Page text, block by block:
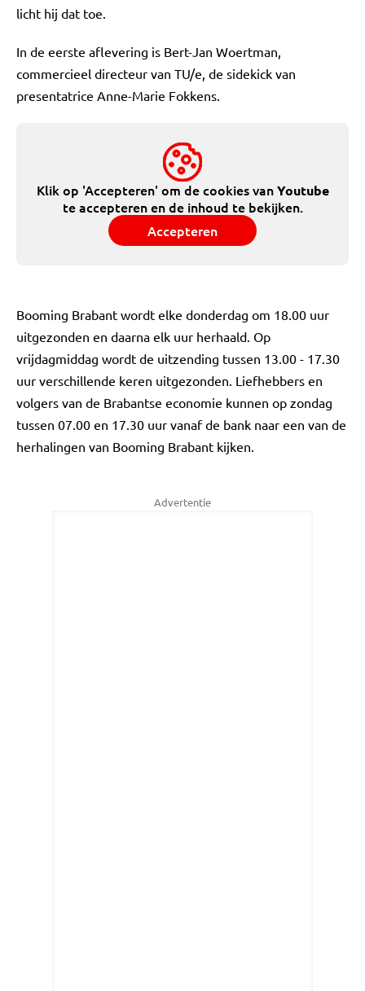
licht hij dat toe.
In de eerste aflevering is Bert-Jan Woertman,
commercieel directeur van TU/e, de sidekick van
presentatrice Anne-Marie Fokkens.
Klik op 'Accepteren' om de cookies vanYoutube
te accepteren en de inhoud te bekijken.
Accepteren
Booming Brabant wordt elke donderdag om 18.00 uur
uitgezonden en daarna elk uur herhaald. Op
vrijdagmiddag wordt de uitzending tussen 13.00 - 17.30
uur verschillende keren uitgezonden. Liefhebbers en
volgers van de Brabantse economie kunnen op zondag
tussen 07.00 en 17.30 uur vanaf de bank naar een van de
herhalingen van Booming Brabant kijken.
Advertentie